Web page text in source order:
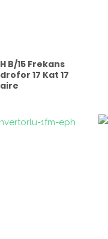
B/15 Frekans
17 Kat 17